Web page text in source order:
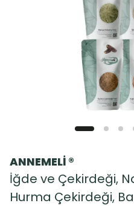
ANNEMELİ ®
İğde ve Çekirdeği,
Hurma Çekirdeği,